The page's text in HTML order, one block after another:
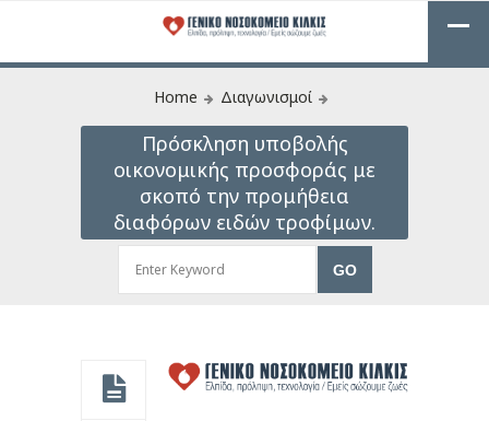
Home Διαγωνισμοί
Πρόσκληση υποβολής
οικονομικής προσφοράς με
σκοπό την προμήθεια
διαφόρων ειδών τροφίμων.